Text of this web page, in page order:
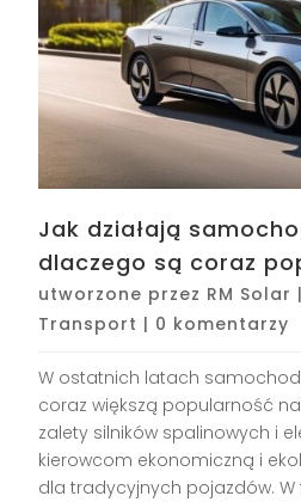
Jak działają
dlaczego są coraz
utworzone przez RM Solar |
Transport | 0 komentarzy
W ostatnich latach
coraz większą popularność
zalety silników spalinowych i
kierowcom ekonomiczną i
dla tradycyjnych pojazdów. W